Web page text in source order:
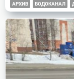
АРХИВ ВОДОКАНАЛ